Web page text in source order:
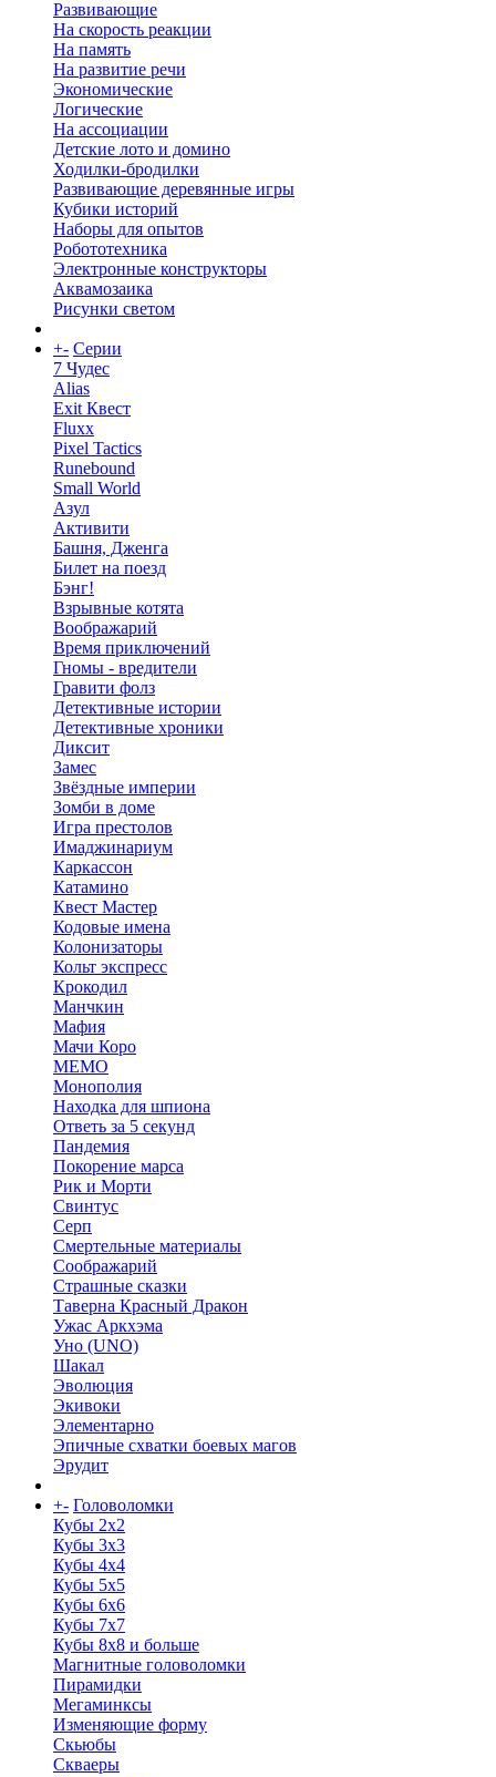
Развивающие
На скорость реакции
На память
На развитие речи
Экономические
Логические
На ассоциации
Детские лото и домино
Ходилки-бродилки
Развивающие деревянные игры
Кубики историй
Наборы для опытов
Робототехника
Электронные конструкторы
Аквамозаика
Рисунки светом
+- Серии
7 Чудес
Alias
Exit Квест
Fluxx
Pixel Tactics
Runebound
Small World
Азул
Активити
Башня, Дженга
Билет на поезд
Бэнг!
Взрывные котята
Воображарий
Время приключений
Гномы - вредители
Гравити фолз
Детективные истории
Детективные хроники
Диксит
Замес
Звёздные империи
Зомби в доме
Игра престолов
Имаджинариум
Каркассон
Катамино
Квест Мастер
Кодовые имена
Колонизаторы
Кольт экспресс
Крокодил
Манчкин
Мафия
Мачи Коро
МЕМО
Монополия
Находка для шпиона
Ответь за 5 секунд
Пандемия
Покорение марса
Рик и Морти
Свинтус
Серп
Смертельные материалы
Соображарий
Страшные сказки
Таверна Красный Дракон
Ужас Аркхэма
Уно (UNO)
Шакал
Эволюция
Экивоки
Элементарно
Эпичные схватки боевых магов
Эрудит
+- Головоломки
Кубы 2х2
Кубы 3х3
Кубы 4x4
Кубы 5х5
Кубы 6х6
Кубы 7х7
Кубы 8х8 и больше
Магнитные головоломки
Пирамидки
Мегаминксы
Изменяющие форму
Скьюбы
Скваеры